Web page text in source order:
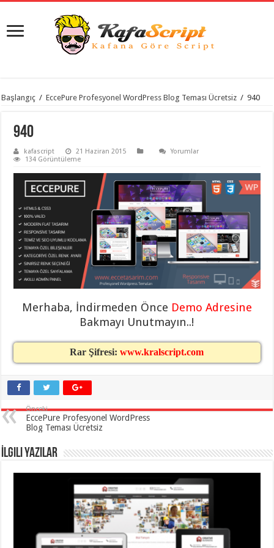
istanbul
taşımacılık
organizasyon,
gaziantep
evden
taşımacılık,
taşımacılık,
gaziantep
evden
taşımacılık,
evden
taşımacılık,
gaziantep
eve
gaziantep
eve
taşımacılık
evden
eve
taşımacılık,
eve
taşımacılık,
asansörlü
organizasyon,
Başlangıç / EccePure Profesyonel WordPress Blog Teması Ücretsiz / 940
940
kafascript 21 Haziran 2015
Yorumlar
134 Görüntüleme
Merhaba, İndirmeden Önce Demo Adresine
Bakmayı Unutmayın..!
Rar Şifresi:www.kralscript.com
Önceki
EccePure Profesyonel WordPress
Blog Teması Ücretsiz
İlgili Yazılar